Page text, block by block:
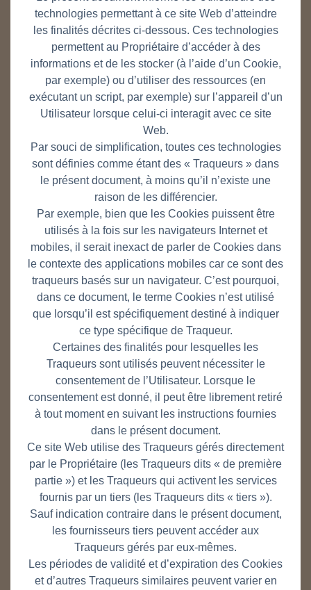
technologies permettant à ce site Web d’atteindre
les finalités décrites ci-dessous. Ces technologies
permettent au Propriétaire d’accéder à des
informations et de les stocker (à l’aide d’un Cookie,
par exemple) ou d’utiliser des ressources (en
exécutant un script, par exemple) sur l’appareil d’un
Utilisateur lorsque celui-ci interagit avec ce site
Web.
Par souci de simplification, toutes ces technologies
sont définies comme étant des « Traqueurs » dans
le présent document, à moins qu’il n’existe une
raison de les différencier.
Par exemple, bien que les Cookies puissent être
utilisés à la fois sur les navigateurs Internet et
mobiles, il serait inexact de parler de Cookies dans
le contexte des applications mobiles car ce sont des
traqueurs basés sur un navigateur. C’est pourquoi,
dans ce document, le terme Cookies n’est utilisé
que lorsqu’il est spécifiquement destiné à indiquer
ce type spécifique de Traqueur.
Certaines des finalités pour lesquelles les
Traqueurs sont utilisés peuvent nécessiter le
consentement de l’Utilisateur. Lorsque le
consentement est donné, il peut être librement retiré
à tout moment en suivant les instructions fournies
dans le présent document.
Ce site Web utilise des Traqueurs gérés directement
par le Propriétaire (les Traqueurs dits « de première
partie ») et les Traqueurs qui activent les services
fournis par un tiers (les Traqueurs dits « tiers »).
Sauf indication contraire dans le présent document,
les fournisseurs tiers peuvent accéder aux
Traqueurs gérés par eux-mêmes.
Les périodes de validité et d’expiration des Cookies
et d’autres Traqueurs similaires peuvent varier en